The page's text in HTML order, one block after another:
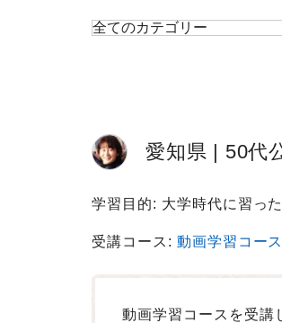
タ
キ
ド
愛知県 50代
学習目的: 大学時代に習っ
受講コース: 動画学習コース
動画学習コースを受講